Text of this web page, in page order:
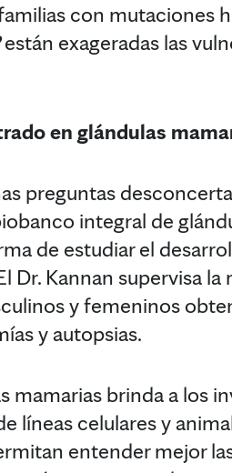
con mutaciones
están exageradas las
en glándulas
preguntas
integral de
de estudiar el
Dr. Kannan supervisa
y femeninos
y autopsias.
mamarias brinda a los
líneas celulares y
entender mejor